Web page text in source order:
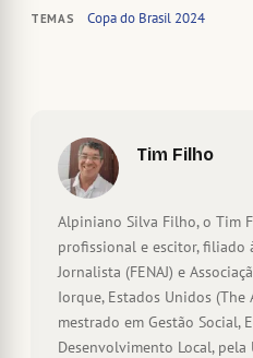
TEMAS Copa do Brasil 2024
Tim Filho
Alpiniano Silva Filho, o Tim
profissional e escitor, filiado
Jornalista (FENAJ) e
Iorque, Estados Unidos (The
mestrado em Gestão Social,
Desenvolvimento Local, pela